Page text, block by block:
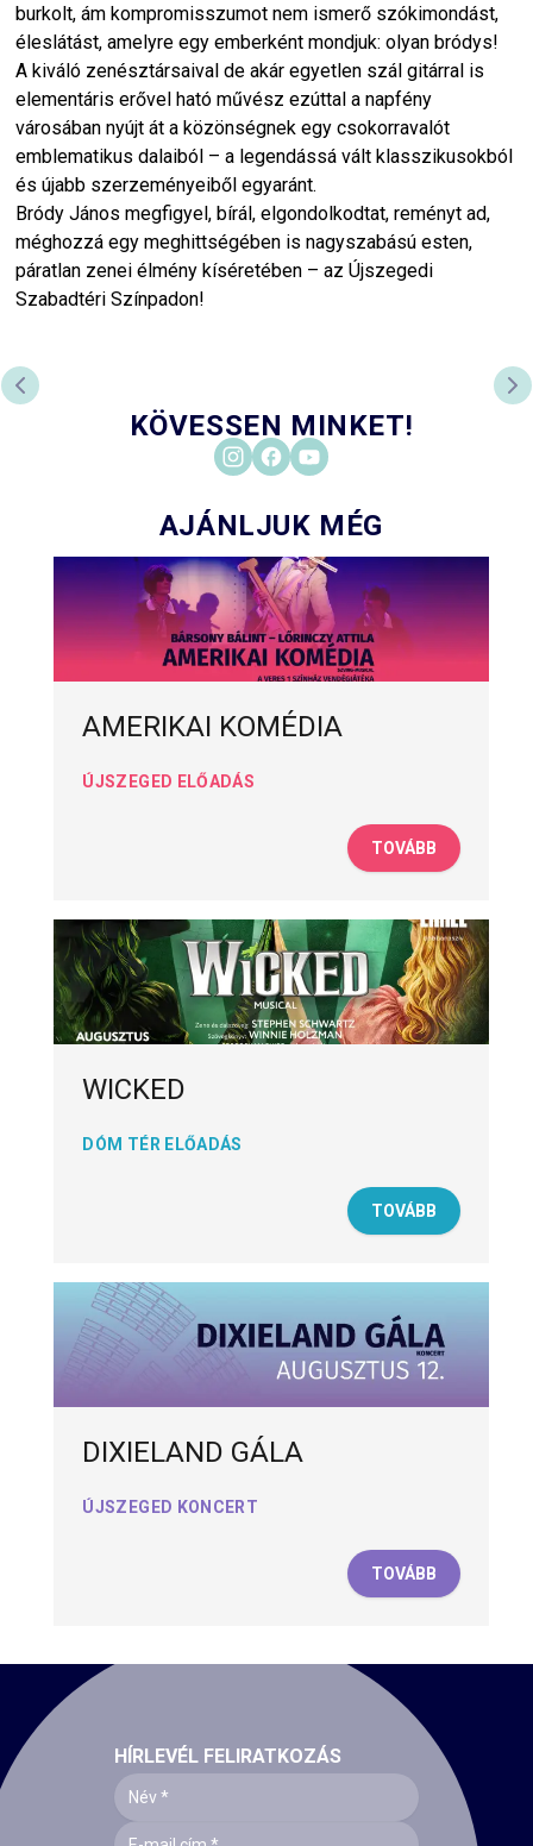
burkolt, ám kompromisszumot nem ismerő szókimondást,
éleslátást, amelyre egy emberként mondjuk: olyan bródys!
A kiváló zenésztársaival de akár egyetlen szál gitárral is
elementáris erővel ható művész ezúttal a napfény
városában nyújt át a közönségnek egy csokorravalót
emblematikus dalaiból – a legendássá vált klasszikusokból
és újabb szerzeményeiből egyaránt.
Bródy János megfigyel, bírál, elgondolkodtat, reményt ad,
méghozzá egy meghittségében is nagyszabású esten,
páratlan zenei élmény kíséretében – az Újszegedi
Szabadtéri Színpadon!
PREVIOUS SLIDE
KÖVESSEN MINKET!
AJÁNLJUK MÉG
AMERIKAI KOMÉDIA
ÚJSZEGED ELŐADÁS
TOVÁBB
WICKED
DÓM TÉR ELŐADÁS
TOVÁBB
DIXIELAND GÁLA
ÚJSZEGED KONCERT
TOVÁBB
HÍRLEVÉL FELIRATKOZÁS